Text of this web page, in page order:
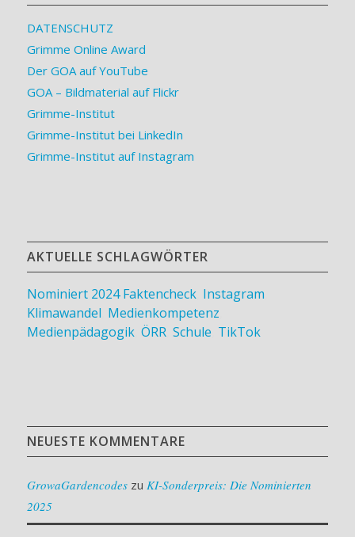
DATENSCHUTZ
Grimme Online Award
Der GOA auf YouTube
GOA – Bildmaterial auf Flickr
Grimme-Institut
Grimme-Institut bei LinkedIn
Grimme-Institut auf Instagram
AKTUELLE SCHLAGWÖRTER
Nominiert 2024 Faktencheck, Instagram
Klimawandel Medienkompetenz
Medienpädagogik, ÖRR, Schule TikTok
NEUESTE KOMMENTARE
GrowaGardencodeszu KI-Sonderpreis: Die Nominierten
2025